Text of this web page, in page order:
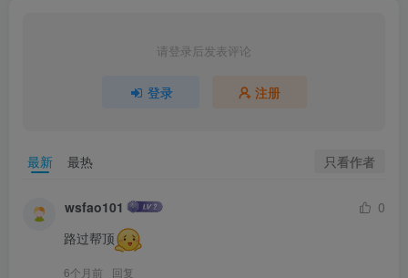
请登录后发表评论
登录 注册
最新 最热 只看作者
wsfao101
0
路过帮顶
6个月前 回复